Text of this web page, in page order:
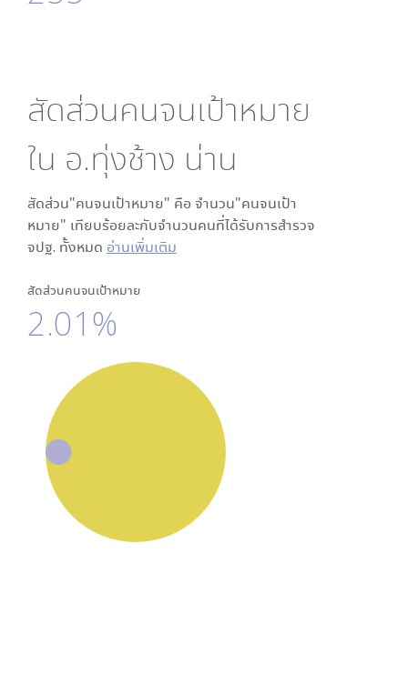
สัดส่วนคนจนเป้าหมาย
ใน อ.ทุ่งช้าง น่าน
สัดส่วน"คนจนเป้าหมาย" คือ จำนวน"คนจนเป้า
หมาย" เทียบร้อยละกับจำนวนคนที่ได้รับการสำรวจ
จปฐ. ทั้งหมด อ่านเพิ่มเติม
สัดส่วนคนจนเป้าหมาย
2.01%